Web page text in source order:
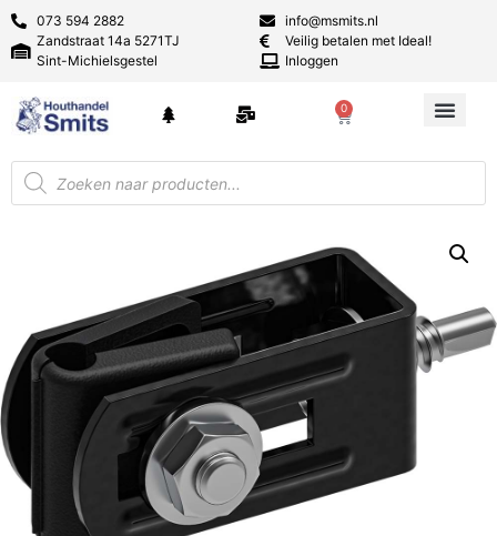
073 594 2882
Zandstraat 14a 5271TJ
Sint-Michielsgestel
info@msmits.nl
Veilig betalen met Ideal!
Inloggen
0